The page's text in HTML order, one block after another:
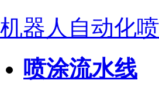
机器人自动化
喷涂流水线